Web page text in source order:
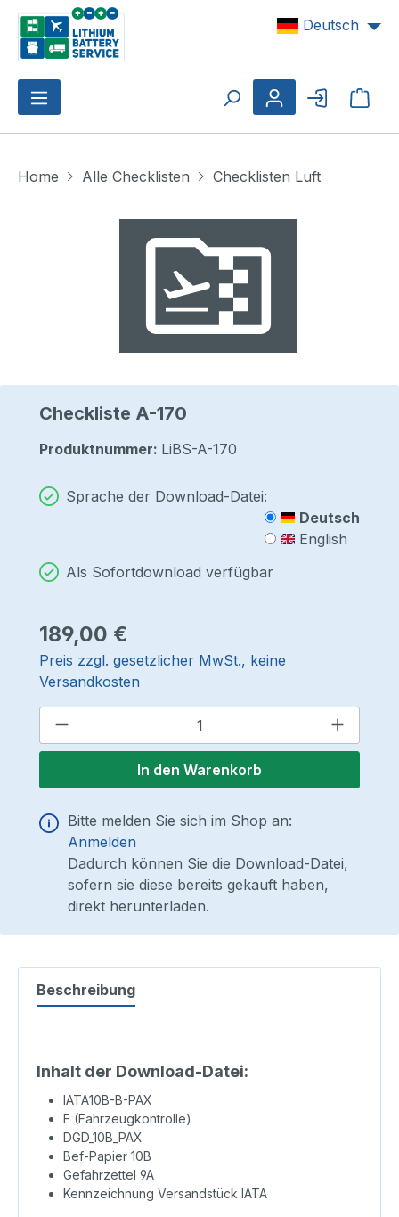
Zum Hauptinhalt springen Deutsch
Home Alle Checklisten
Checklisten Luft
Checkliste A-170
Produktnummer: LiBS-A-170
Sprache der Download-Datei:
Deutsch
English
Als Sofortdownload verfügbar
Regulärer Preis:
189,00 €
Preis zzgl. gesetzlicher MwSt., keine
Versandkosten
Produkt Anzahl: Gib den
In den Warenkorb
Bitte melden Sie sich im Shop an:
Anmelden
Dadurch können Sie die Download-Datei,
sofern sie diese bereits gekauft haben,
direkt herunterladen.
Beschreibung
Inhalt der Download-Datei:
IATA10B-B-PAX
F (Fahrzeugkontrolle)
DGD_10B_PAX
Bef-Papier 10B
Gefahrzettel 9A
Kennzeichnung Versandstück IATA